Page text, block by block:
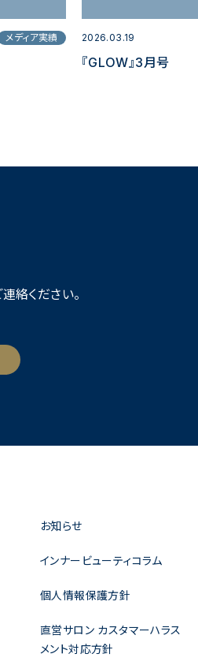
メディア実績 2026.03.19
『GLOW』3月号
絡ください。
お知らせ
インナービューティコラム
個人情報保護方針
直営サロン カスタマーハラス
メント対応方針